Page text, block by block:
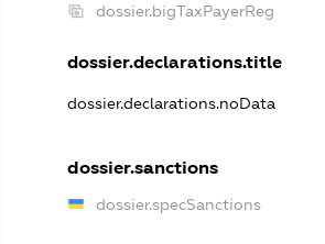
dossier.bigTaxPayerReg
dossier.declarations.title
dossier.declarations.noData
dossier.sanctions
dossier.specSanctions